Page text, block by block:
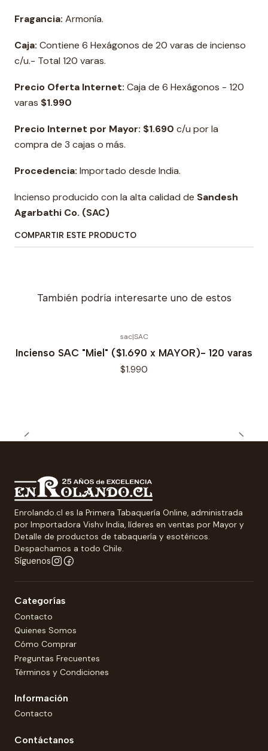
Fragancia: Armonía.
Caja: Contiene 6 Hexágonos de 20 varas de incienso
c/u.- Total 120 varas.
Precio Oferta Internet: Caja de 6 Hexágonos - 120
varas $1.990
Precio Internet por Mayor: $1.690 c/u por la
compra de 3 cajas o más.
Procedencia: Importado desde India.
Incienso producido con la alta calidad de Sandesh
Agarbathi Co. (SAC)
COMPARTIR ESTE PRODUCTO
También podría interesarte uno de estos
sac|SAC
Incienso SAC "Miel" ($1.690 x MAYOR)- 120 varas
$1.990
Enrolando.cl es la Primera Tabaquería Online, administrada
por Importadora Vishv India, líderes en ventas por Mayor y
Detalle de productos de tabaquería y esotéricos.
Despachamos a todo Chile.
Síguenos
Categorías
Contacto
Quienes Somos
Cómo Comprar
Preguntas Frecuentes
Términos y Condiciones
Información
Contacto
Contáctanos